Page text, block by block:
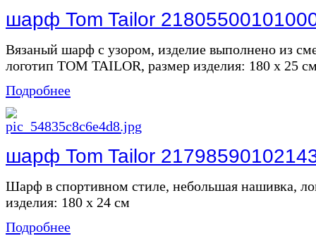
шарф Tom Tailor
Вязаный шарф с узором, изделие выполнено из
логотип TOM TAILOR, размер изделия: 180 x 25
Подробнее
шарф Tom Tailor
Шарф в спортивном стиле, небольшая нашивка,
изделия: 180 х 24 см
Подробнее